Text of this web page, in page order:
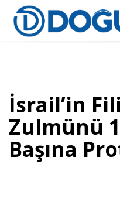
İsrail’in
Zulmünü
Başına